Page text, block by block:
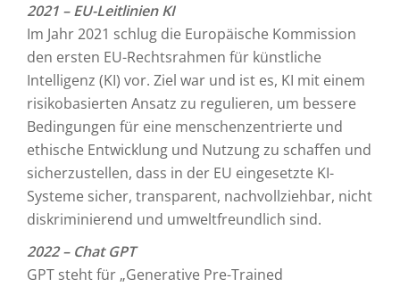
2021 – EU-Leitlinien KI
Im Jahr 2021 schlug die Europäische Kommission
den ersten EU-Rechtsrahmen für künstliche
Intelligenz (KI) vor. Ziel war und ist es, KI mit einem
risikobasierten Ansatz zu regulieren, um bessere
Bedingungen für eine menschenzentrierte und
ethische Entwicklung und Nutzung zu schaffen und
sicherzustellen, dass in der EU eingesetzte KI-
Systeme sicher, transparent, nachvollziehbar, nicht
diskriminierend und umweltfreundlich sind.
2022 – Chat GPT
GPT steht für „Generative Pre-Trained